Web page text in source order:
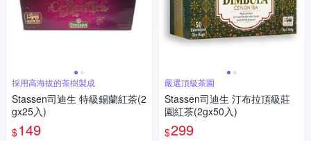
採用高海拔的茶樹製成
Stassen司迪生 特級錫蘭紅茶(2
gx25入)
$149
嚴選頂級茶園
Stassen司迪生 汀布拉頂級莊
園紅茶(2gx50入)
$299